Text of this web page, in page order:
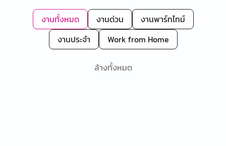
งานทั้งหมด งานด่วน
งานพาร์ทไทม์
งานประจำ
Work from Home
ล้างทั้งหมด